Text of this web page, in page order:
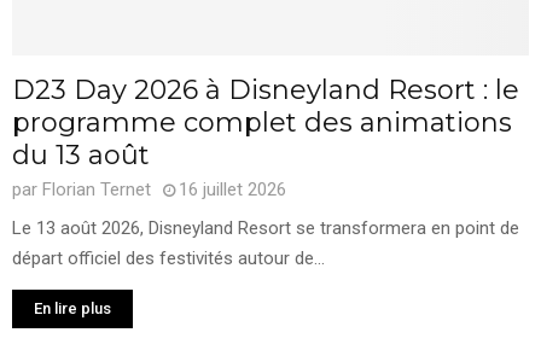
D23 Day 2026 à Disneyland Resort : le
programme complet des animations
du 13 août
par Florian Ternet
16 juillet 2026
Le 13 août 2026, Disneyland Resort se transformera en point de
départ officiel des festivités autour de...
En lire plus